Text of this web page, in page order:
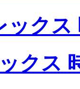
ックス
クス